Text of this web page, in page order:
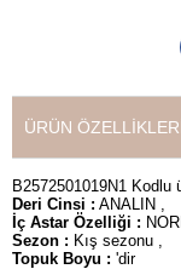
ÜRÜN
B2572501019N1 Kodlu
Deri Cinsi : ANALIN ,
İç Astar Özelliği :
Sezon : Kış sezonu ,
Topuk Boyu : 'dir